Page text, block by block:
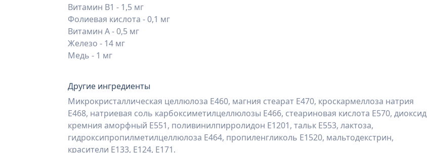
Витамин В1 - 1,5 мг
Фолиевая кислота - 0,1 мг
Витамин А - 0,5 мг
Железо - 14 мг
Медь - 1 мг
Другие ингредиенты
Микрокристаллическая целлюлоза Е460, магния стеарат Е470, кроскармеллоза натрия
Е468, натриевая соль карбоксиметилцеллюлозы Е466, стеариновая кислота Е570, диоксид
кремния аморфный Е551, поливинилпирролидон Е1201, тальк Е553, лактоза,
гидроксипропилметилцеллюлоза Е464, пропиленгликоль Е1520, мальтодекстрин,
красители Е133, E124, Е171.